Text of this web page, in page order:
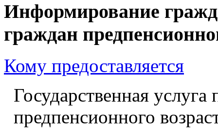
Информирование
граждан
Кому предоставляется
Государственная услуга
предпенсионного